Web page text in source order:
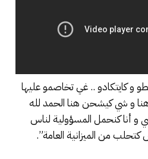
و كايتكادو .. غي تخاصمو عليها
و شي كيشحن هنا الحمد لله
أنا كنحمل المسؤولية لناس
من الميزانية العامة”.